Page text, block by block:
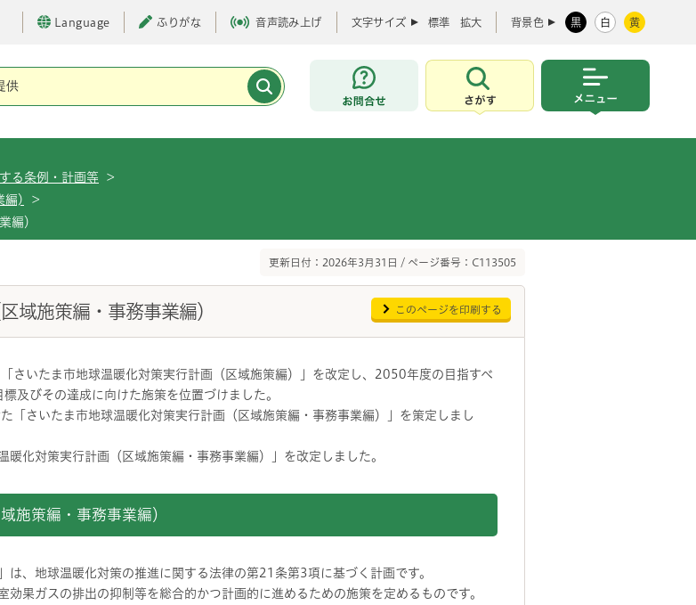
Language ふりがな 音声読み上げ 文字サイズ 標準 拡大 背景色 黒 白 黄
お問合せ
さがす
る条例・計画等
>
編)
>
編）
更新日付：2026年3月31日 / ページ番号：C113505
域施策編・事務事業編） このページを印刷する
さいたま市地球温暖化対策実行計画（区域施策編）」を改定し、2050年度の目指すべ
及びその達成に向けた施策を位置づけました。
「さいたま市地球温暖化対策実行計画（区域施策編・事務事業編）」を策定しまし
化対策実行計画（区域施策編・事務事業編）」を改定しました。
施策編・事務事業編）
は、地球温暖化対策の推進に関する法律の第21条第3項に基づく計画です。
果ガスの排出の抑制等を総合的かつ計画的に進めるための施策を定めるものです。